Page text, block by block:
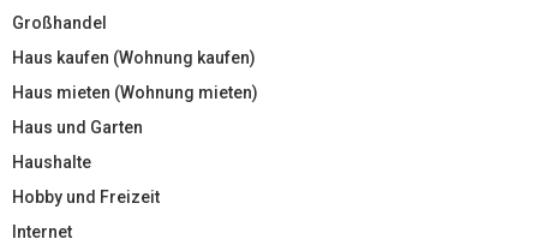
Großhandel
Haus kaufen (Wohnung kaufen)
Haus mieten (Wohnung mieten)
Haus und Garten
Haushalte
Hobby und Freizeit
Internet